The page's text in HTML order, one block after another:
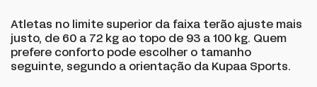
Atletas no limite superior da faixa terão ajuste mais
justo, de 60 a 72 kg ao topo de 93 a 100 kg. Quem
prefere conforto pode escolher o tamanho
seguinte, segundo a orientação da Kupaa Sports.